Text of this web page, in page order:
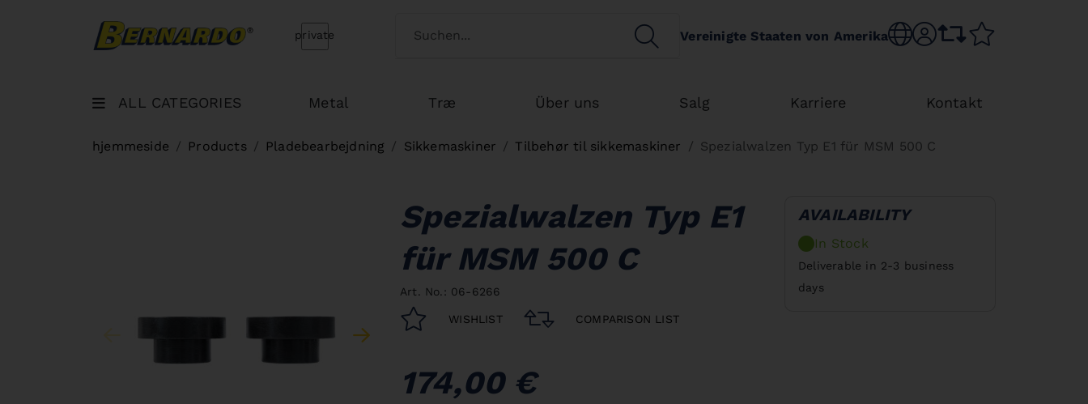
Bernardo Home Switch customertype
private SEARCHVereinigte Staaten von Amerika Choose language
sr.accountcomparison list
ALL CATEGORIES Metal Træ Über uns Salg Karriere Kontakt
hjemmeside Products Pladebearbejdning Sikkemaskiner Tilbehør til sikkemaskiner Spezialwalzen Typ E1 für MSM 500 C
Spezialwalzen Typ E1
für MSM 500 C
Art. No.: 06-6266
WISHLIST COMPARISON LIST
174,00 €
AVAILABILITY
In Stock
Deliverable in 2-3 business
days